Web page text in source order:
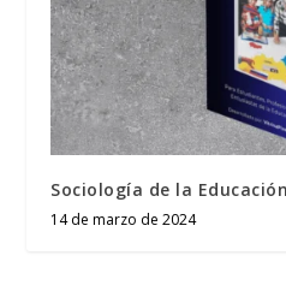
Sociología de la
14 de marzo de 2024